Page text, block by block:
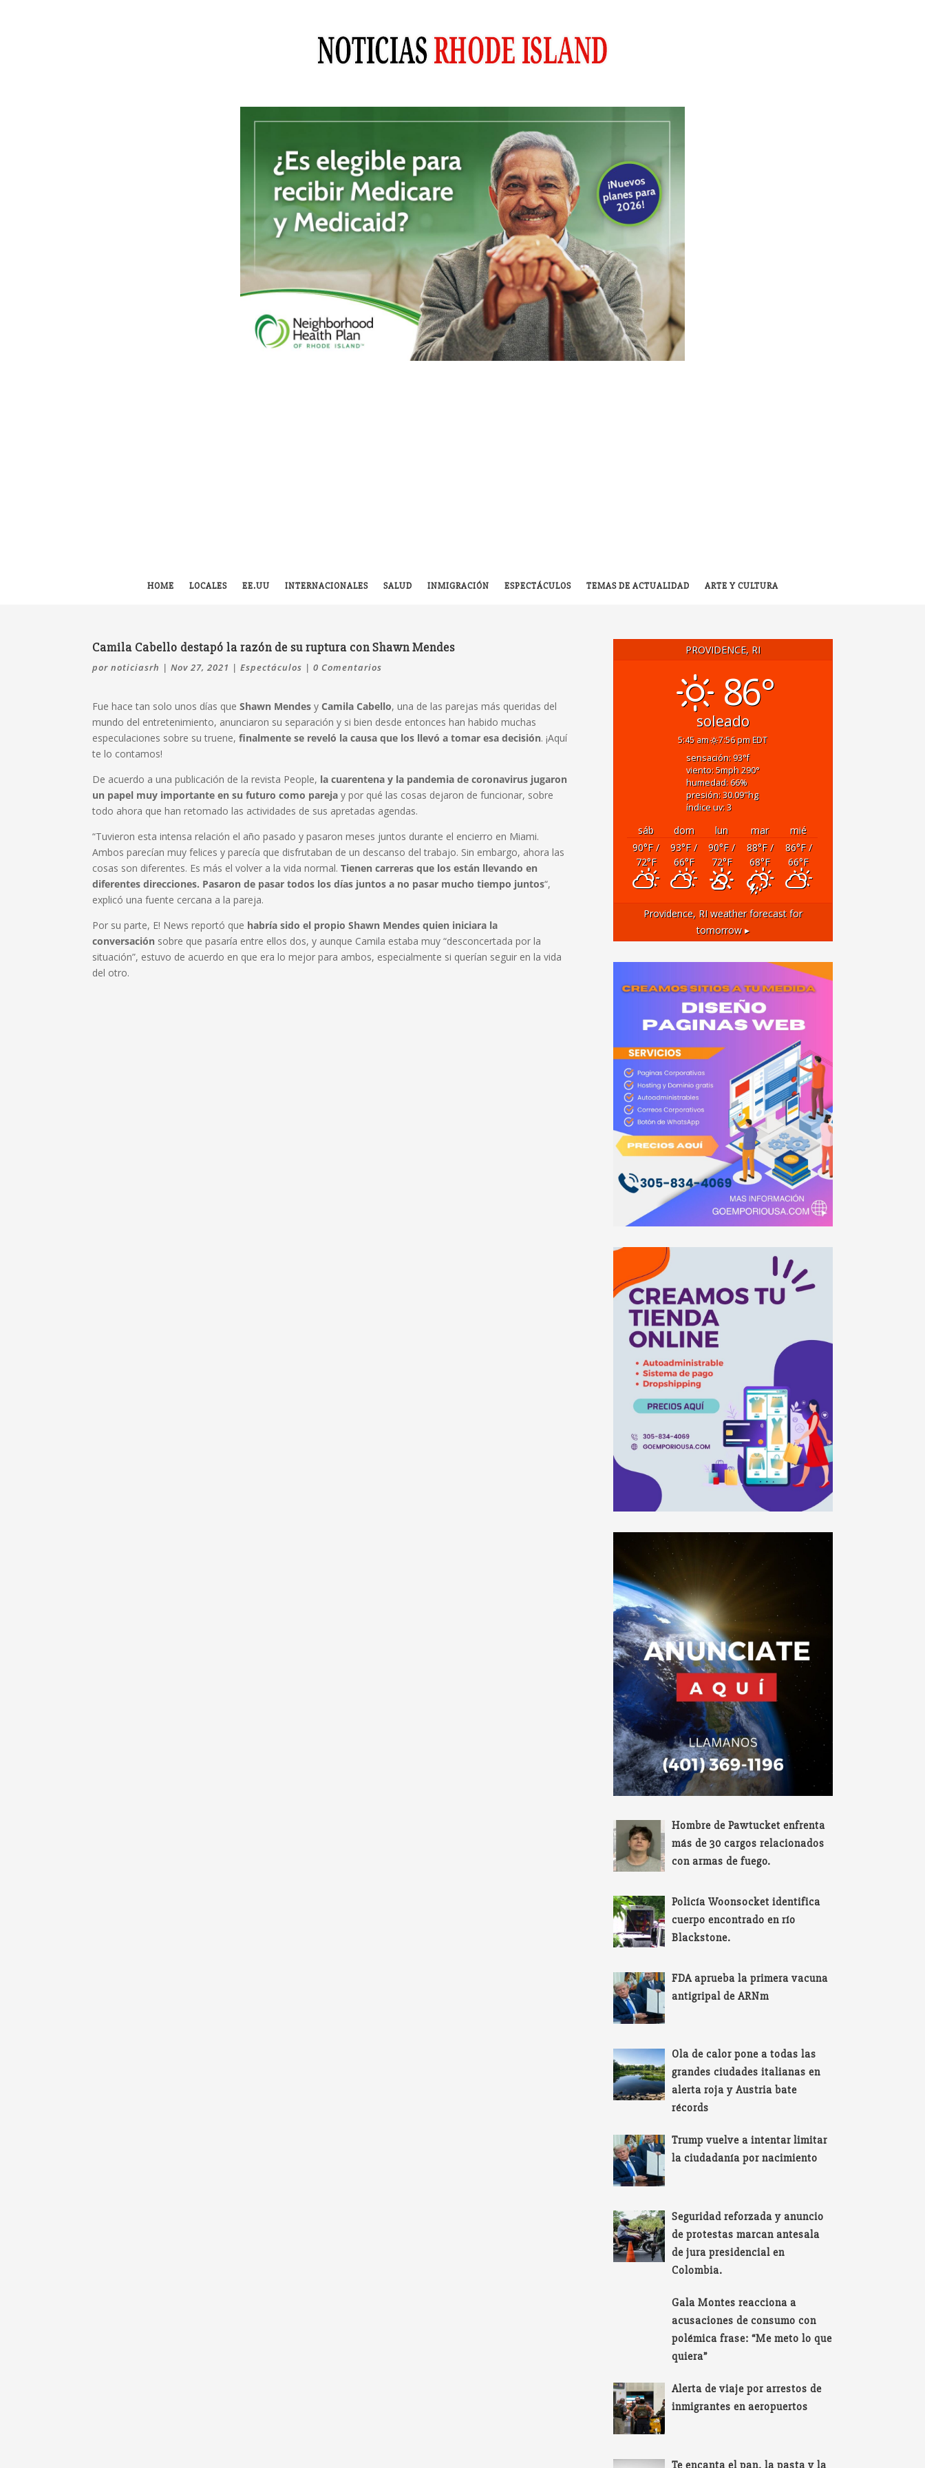
HOME LOCALES EE.UU INTERNACIONALES SALUD INMIGRACIÓN ESPECTÁCULOS TEMAS DE ACTUALIDAD ARTE Y CULTURA
Camila Cabello destapó la razón de su ruptura con Shawn Mendes
pornoticiasrh |Nov 27, 2021 |Espectáculos |0 Comentarios
Fue hace tan solo unos días queShawn Mendes y Camila Cabello, una de las parejas más queridas del
mundo del entretenimiento, anunciaron su separación y si bien desde entonces han habido muchas
especulaciones sobre su truene,finalmente se reveló la causa que los llevó a tomar esa decisión. ¡Aquí
te lo contamos!
De acuerdo a una publicación de la revista People, la cuarentena y la pandemia de coronavirus jugaron
un papel muy importante en su futuro como pareja y por qué las cosas dejaron de funcionar, sobre
todo ahora que han retomado las actividades de sus apretadas agendas.
“Tuvieron esta intensa relación el año pasado y pasaron meses juntos durante el encierro en Miami.
Ambos parecían muy felices y parecía que disfrutaban de un descanso del trabajo. Sin embargo, ahora las
cosas son diferentes. Es más el volver a la vida normal. Tienen carreras que los están llevando en
diferentes direcciones. Pasaron de pasar todos los días juntos a no pasar mucho tiempo juntos“,
explicó una fuente cercana a la pareja.
Por su parte, E! News reportó que habría sido el propio Shawn Mendes quien iniciara la
conversación sobre que pasaría entre ellos dos, y aunque Camila estaba muy “desconcertada por la
situación”, estuvo de acuerdo en que era lo mejor para ambos, especialmente si querían seguir en la vida
del otro.
PROVIDENCE, RI
86°
soleado
5:45 am 7:56 pm EDT
sensación: 93°f
viento: 5mph290°
humedad: 66%
presión: 30.09"hg
índice uv: 3
sáb dom lun mar
mié
90°F/
72°F
93°F/
66°F
90°F/
72°F
88°F/
68°F
86°F/
66°F
Providence, RIweather forecast for
tomorrow ▸
Hombre de Pawtucket enfrenta
más de 30 cargos relacionados
con armas de fuego.
Policía Woonsocket identifica
cuerpo encontrado en río
Blackstone.
FDA aprueba la primera vacuna
antigripal de ARNm
Ola de calor pone a todas las
grandes ciudades italianas en
alerta roja y Austria bate
récords
Trump vuelve a intentar limitar
la ciudadanía por nacimiento
Seguridad reforzada y anuncio
de protestas marcan antesala
de jura presidencial en
Colombia.
Gala Montes reacciona a
acusaciones de consumo con
polémica frase: “Me meto lo que
quiera”
Alerta de viaje por arrestos de
inmigrantes en aeropuertos
Te encanta el pan, la pasta y la